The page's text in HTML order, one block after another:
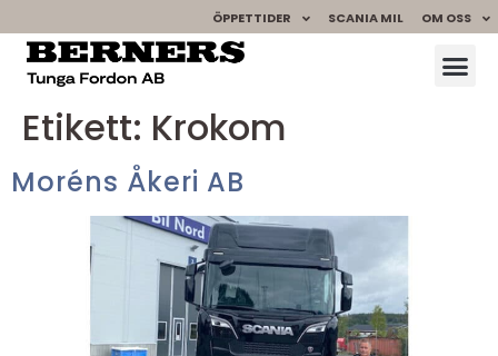
ÖPPETTIDER SCANIA MIL OM OSS
Etikett: Krokom
Moréns Åkeri AB